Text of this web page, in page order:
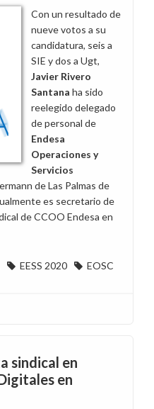
Con un resultado de
nueve votos a su
candidatura, seis a
SIE y dos a Ugt,
Javier Rivero
Santana ha sido
reelegido delegado
de personal de
Endesa
Operaciones y
Servicios
de Las Palmas de
es secretario de
de CCOO Endesa en
EESS 2020
EOSC
sindical en
en